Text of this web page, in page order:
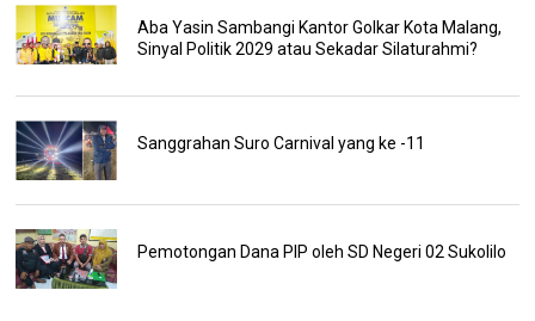
Aba Yasin Sambangi Kantor Golkar Kota Malang,
Sinyal Politik 2029 atau Sekadar Silaturahmi?
Sanggrahan Suro Carnival yang ke -11
Pemotongan Dana PIP oleh SD Negeri 02 Sukolilo